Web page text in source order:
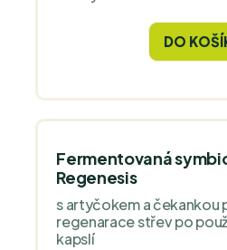
trávicí mikroflóru. Nejde
CFU bakterií do sebe
izolátu, ale jaký terén
DO
Fermentovaná
Regenesis
s artyčokem a čekankou
regenarace střev po
kapslí